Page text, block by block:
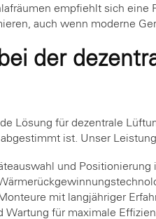
empfiehlt sich eine
auch wenn moderne
der
Lösung für dezentrale
ist. Unser
und Positionierung
mit langjähriger
Wartung für maximale